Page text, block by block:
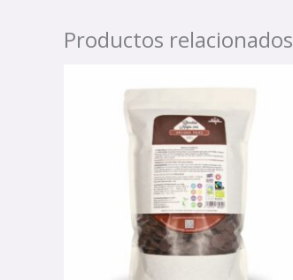
Productos relacionados